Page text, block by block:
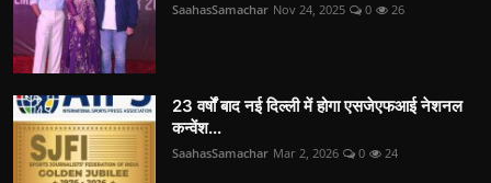
SaahasSamachar Nov 24, 2025 0 26
23 वर्षों बाद नई दिल्ली में होगा एसजेएफआई नेशनल
कन्वेंश...
SaahasSamachar Mar 2, 2026 0 24